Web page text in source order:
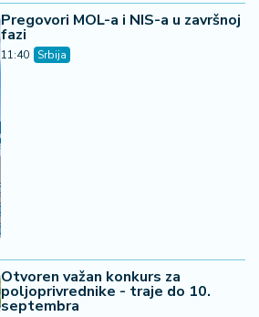
Pregovori MOL-a i NIS-a u završnoj
fazi
11:40 Srbija
Otvoren važan konkurs za
poljoprivrednike - traje do 10.
septembra